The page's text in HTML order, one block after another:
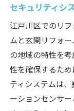
セキュリティシ
江戸川区でのリ
ムと玄関リフォ
の地域の特性を
性を確保するた
ティシステムは
ーションセンサ